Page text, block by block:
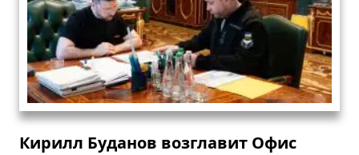
Кирилл Буданов возглавит Офис